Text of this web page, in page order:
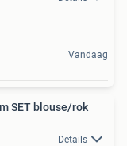
Vandaag
SET blouse/rok
Details